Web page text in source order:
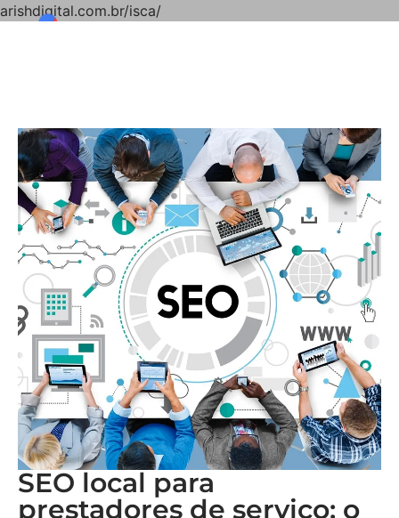
arishdigital.com.br/isca/
SEO local para
prestadores de serviço: o